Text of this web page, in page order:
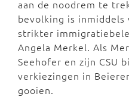
aan de noodrem te
bevolking is inmiddels
strikter
Angela Merkel. Als
Seehofer en zijn CSU
verkiezingen in
gooien.